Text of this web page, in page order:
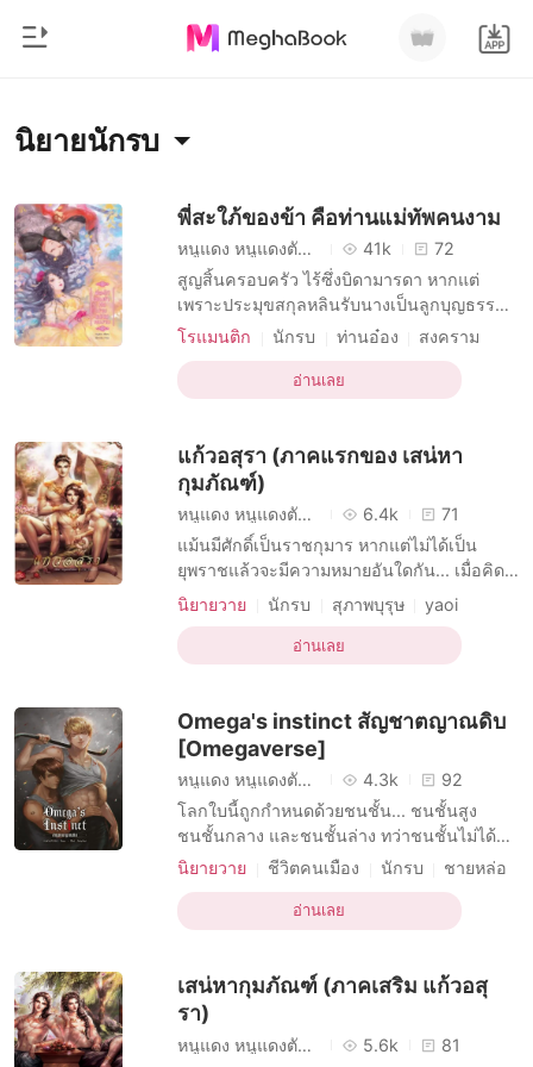
ประวัติการอ่าน
ออกจากระบบ
ดาวน์โหลดแอป
หน้าแรก
สมัยใหม่
ประวัติศาสตร์
โรแมนติก
รายการ
เรื่องสั้นคัดสรร
นิยายนักรบ
พี่สะใภ้ของข้า คือท่านแม่ทัพคนงาม
หนูแดง หนูแดงตัวน้อย 41k
72
สูญสิ้นครอบครัว ไร้ซึ่งบิดามารดา หากแต่
เพราะประมุขสกุลหลินรับนางเป็นลูกบุญธรรม
‘หลินซานซาน’ จึงมีโอกาสได้ใกล้ชิดกับญาติผู้พี่
นางก็ต้องใจสลาย เมื่อเขาเข้าพิธีมงคลสมรส
พระราชทาน ตบแต่งฮูหยินซึ่งไม่เคยเห็นแม้แต่
ทว่
โรแมนติก นักรบ ท่านอ๋อง
สงคราม
มีเสน่ห์
อาร์-18 จีนโบราณ
อ่านเลย
แก้วอสุรา (ภาคแรกของ เสน่หา
กุมภัณฑ์)
หนูแดง หนูแดงตัวน้อย 6.4k
71
แม้นมีศักดิ์เป็นราชกุมาร หากแต่ไม่ได้เป็น
ยุพราชแล้วจะมีความหมายอันใดกัน... เมื่อคิด
เห็นเป็นเช่นนั้น ‘วิรัลย์’ ราชกุมารผู้ถูกลืมแห่ง
แคว้นเวรุฬาจึงหมายทำการใหญ่ ขันอาสาพระ
ราชบิดานำทัพต่อกรกับแคว้นอริราชย์เพื่อสร้าง
ความดีความชอบ แต่ยักษ์ป่าหรือจะสู้จอมอสุรา
นิยายวาย นักรบ สุภาพบุรุษ yaoi
อ่านเลย
Omega's instinct สัญชาตญาณดิบ
[Omegaverse]
หนูแดง หนูแดงตัวน้อย 4.3k
92
โลกใบนี้ถูกกำหนดด้วยชนชั้น... ชนชั้นสูง
ชนชั้นกลาง และชนชั้นล่าง ทว่าชนชั้นไม่ได้ถูก
แบ่งแยกโดยชาติตระกูล ทว่าแบ่งแยกโดย ‘เพศ’
อย่าง เบต้า [ β ] ...ชนชั้นกลางที่มีชีวิตล่องลอย
ไปวันๆ โอเมก้า [ Ω ] ...ชนชั้นล่างที่แทบจะไม่
นิยายวาย ชีวิตคนเมือง นักรบ
ชายหล่อ
ทรยศ
yaoi
อ่านเลย
เสน่หากุมภัณฑ์ (ภาคเสริม แก้วอสุ
รา)
หนูแดง หนูแดงตัวน้อย 5.6k
81